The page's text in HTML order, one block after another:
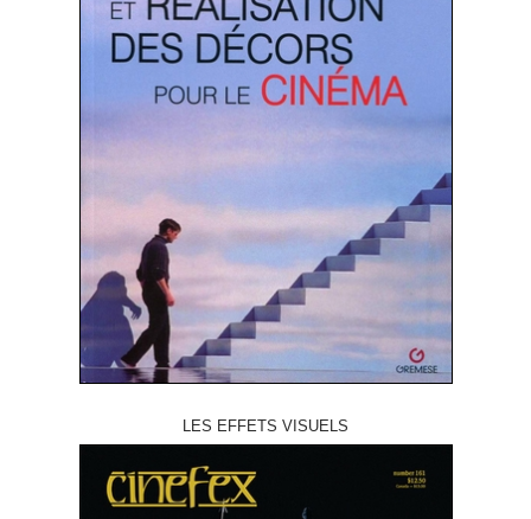
LES EFFETS VISUELS